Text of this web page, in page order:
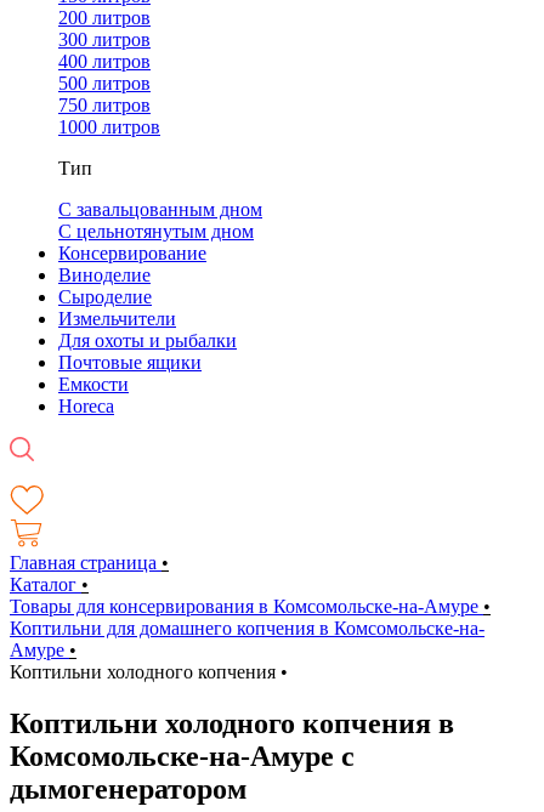
200 литров
300 литров
400 литров
500 литров
750 литров
1000 литров
Тип
С завальцованным дном
С цельнотянутым дном
Консервирование
Виноделие
Сыроделие
Измельчители
Для охоты и рыбалки
Почтовые ящики
Емкости
Horeca
Главная страница •
Каталог •
Товары для консервирования в Комсомольске-на-Амуре •
Коптильни для домашнего копчения в Комсомольске-на-
Амуре •
Коптильни холодного копчения •
Коптильни холодного копчения в
Комсомольске-на-Амуре с
дымогенератором